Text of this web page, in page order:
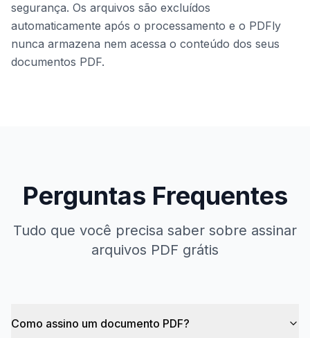
segurança. Os arquivos são excluídos
automaticamente após o processamento e o PDFly
nunca armazena nem acessa o conteúdo dos seus
documentos PDF.
Perguntas Frequentes
Tudo que você precisa saber sobre assinar
arquivos PDF grátis
Como assino um documento PDF?